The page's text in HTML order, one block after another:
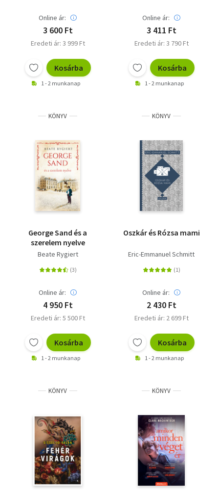
Online ár:
3 600 Ft
Eredeti ár: 3 999 Ft
Kosárba
1 - 2 munkanap
Online ár:
3 411 Ft
Eredeti ár: 3 790 Ft
Kosárba
1 - 2 munkanap
KÖNYV
George Sand és a
szerelem nyelve
Beate Rygiert
Online ár:
4 950 Ft
Eredeti ár: 5 500 Ft
Kosárba
1 - 2 munkanap
KÖNYV
Oszkár és Rózsa mami
Eric-Emmanuel Schmitt
Online ár:
2 430 Ft
Eredeti ár: 2 699 Ft
Kosárba
1 - 2 munkanap
KÖNYV KÖNYV